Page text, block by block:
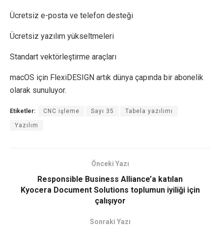
Ücretsiz e-posta ve telefon desteği
Ücretsiz yazılım yükseltmeleri
Standart vektörleştirme araçları
macOS için FlexiDESIGN artık dünya çapında bir abonelik
olarak sunuluyor.
Etiketler: CNC işleme Sayı 35 Tabela yazılımı
Yazılım
Önceki Yazı
Responsible Business Alliance’a katılan
Kyocera Document Solutions toplumun iyiliği için
çalışıyor
Sonraki Yazı